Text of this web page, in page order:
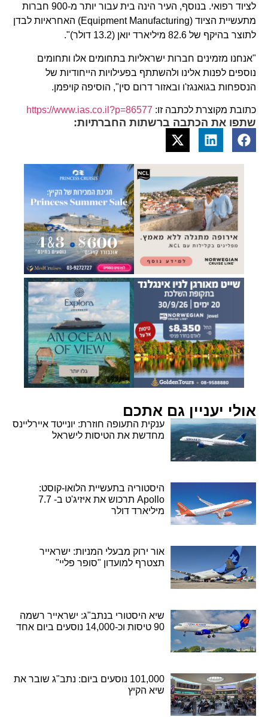
לציוד רפואי. בנוסף, העיר הינה בית עבור יותר מ-900 חברות
מתעשיית הציוד (Equipment Manufacturing) האחראיות לבדן
לתוצר בהיקף של 82.6 מיליארד יואן (13.2 דולר)".
"אנחנו מזמינים חברות ישראליות בתחומים אלו ותחומים
נוספים לפנות אלינו ולהשתתף בפעילויות הייחודיות של
הנספחות בגואנגז'ו ובאזור דרום סין", הוסיפה קויפמן.
כתובת מקוצרת לכתבה זו: https://www.ias.co.il?p=86577
שתפו את הכתבה ברשתות החברתיות:
אולי יעניין גם אתכם
ענקית התעופה חוזרת: יונייטד איירליינס
מחדשת את הטיסות לישראל
היסטוריה בתעשיית הלואו-קוסט:
Apollo תרכוש את איזיג'ט ב- 7.7
מיליארד דולר
אור ירוק מבעלי המניות: ישראייר
תצטרף למועדון "סופר פליי"
שיא היסטורי בנתב"ג: ישראייר רשמה
90 טיסות וכ-14,000 נוסעים ביום אחד
101,000 נוסעים ביום: נתב"ג שובר את
שיא הקיץ